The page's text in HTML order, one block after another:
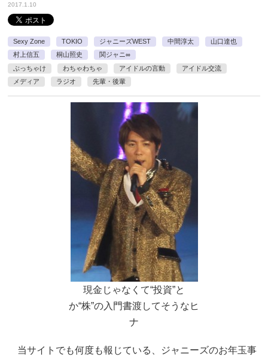
2017.1.10
Sexy Zone TOKIO ジャニーズWEST 中間淳太
山口達也
村上信五
桐山照史
関ジャニ∞
ぶっちゃけ
わちゃわちゃ アイドルの言動
アイドル交流
メディア
ラジオ 先輩・後輩
現金じゃなくて“投資”と
か“株”の入門書渡してそうなヒ
ナ
当サイトでも何度も報じている、ジャニーズのお年玉事